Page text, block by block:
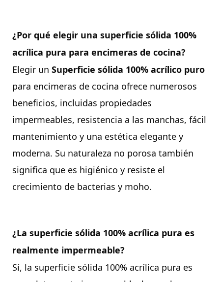
¿Por qué elegir una superficie sólida 100%
acrílica pura para encimeras de cocina?
Elegir un Superficie sólida 100% acrílico puro
para encimeras de cocina ofrece numerosos
beneficios, incluidas propiedades
impermeables, resistencia a las manchas, fácil
mantenimiento y una estética elegante y
moderna. Su naturaleza no porosa también
significa que es higiénico y resiste el
crecimiento de bacterias y moho.
¿La superficie sólida 100% acrílica pura es
realmente impermeable?
Sí, la superficie sólida 100% acrílica pura es